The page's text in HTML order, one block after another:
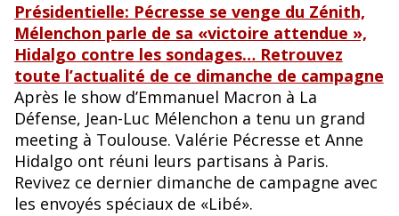
Présidentielle: Pécresse se venge du Zénith,
Mélenchon parle de sa «victoire attendue »,
Hidalgo contre les sondages… Retrouvez
toute l’actualité de ce dimanche de campagne
Après le show d’Emmanuel Macron à La
Défense, Jean-Luc Mélenchon a tenu un grand
meeting à Toulouse. Valérie Pécresse et Anne
Hidalgo ont réuni leurs partisans à Paris.
Revivez ce dernier dimanche de campagne avec
les envoyés spéciaux de «Libé».